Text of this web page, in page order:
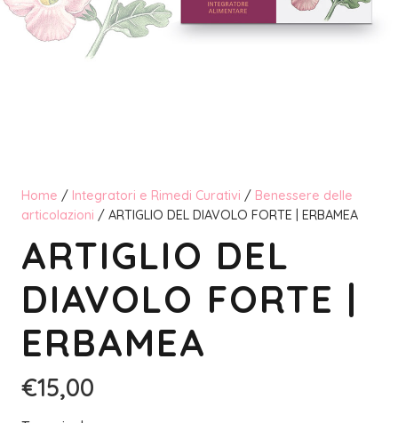
Home / Integratori e Rimedi Curativi / Benessere delle
articolazioni / ARTIGLIO DEL DIAVOLO FORTE | ERBAMEA
ARTIGLIO DEL
DIAVOLO FORTE |
ERBAMEA
€15,00